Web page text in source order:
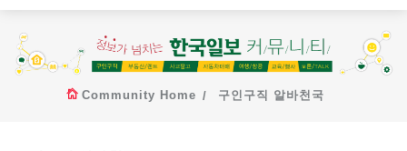
Community Home 구인구직 알바천국